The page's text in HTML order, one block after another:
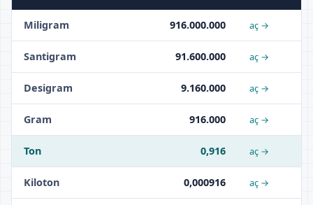
Miligram 916.000.000 aç →
Santigram 91.600.000 aç →
Desigram 9.160.000 aç →
Gram 916.000 aç →
Ton 0,916 aç →
Kiloton 0,000916 aç →